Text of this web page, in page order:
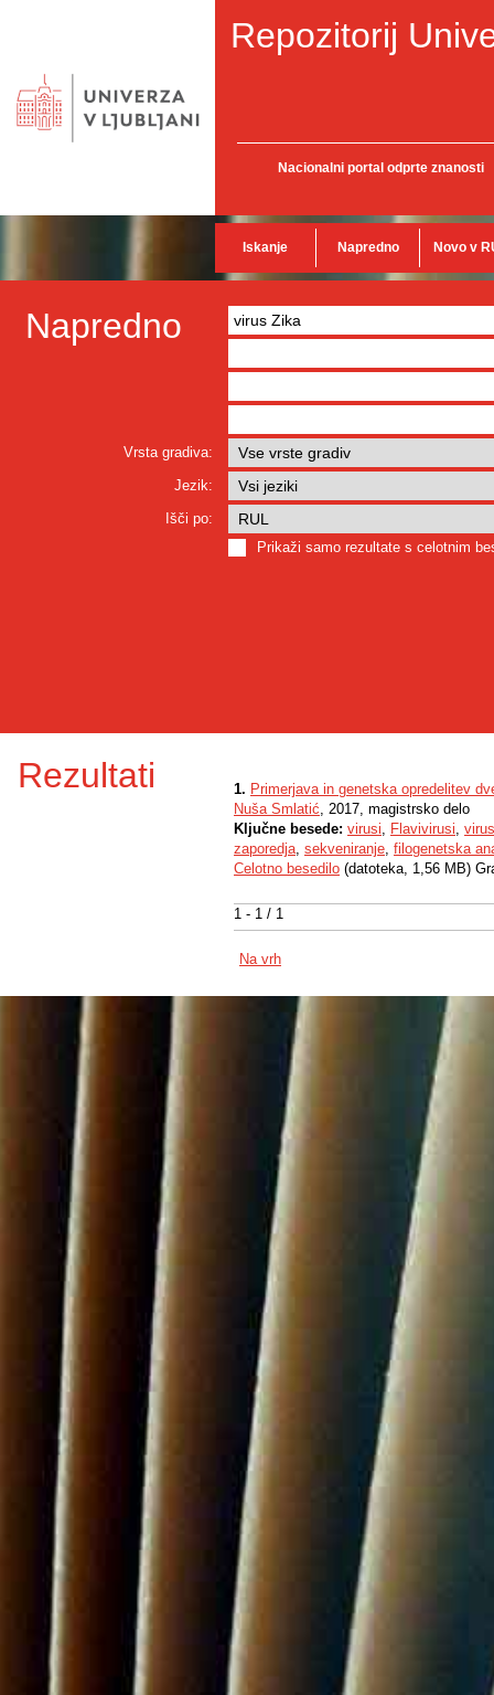
Repozitorij
Nacionalni portal odprte znanosti
Iskanje Napredno Novo v
Napredno
Vrsta gradiva:
Jezik:
Išči po:
Prikaži samo rezultate s celotnim
Rezultati
1 - 1 / 1
1. Primerjava in genetska opredelitev
Nuša Smlatić, 2017, magistrsko delo
Ključne besede: virusi, Flavivirusi,
zaporedja, sekveniranje, filogenetska
Celotno besedilo (datoteka, 1,56 MB)
Na vrh